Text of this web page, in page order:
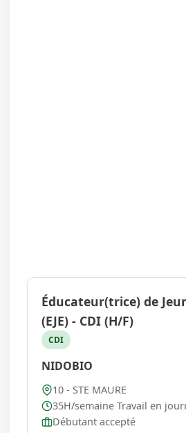
Éducateur(trice) de
(EJE) - CDI (H/F)
CDI
NIDOBIO
10 - STE MAURE
35H/semaine Travail en
Débutant accepté